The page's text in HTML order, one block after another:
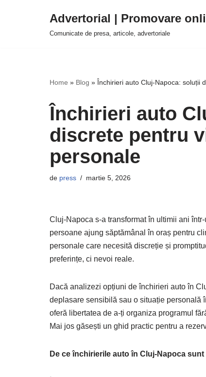
Advertorial | Promovare
Comunicate de presa, articole, advertoriale
Home » Blog » Închirieri auto Cluj-Napoca: soluții
Închirieri auto
discrete pentru
personale
de press martie 5, 2026
Cluj-Napoca s-a transformat în ultimii ani
persoane ajung săptămânal în oraș pentru
personale care necesită discreție și
preferințe, ci nevoi reale.
Dacă analizezi opțiuni de închirieri auto în
deplasare sensibilă sau o situație personală
oferă libertatea de a-ți organiza programul
Mai jos găsești un ghid practic pentru a
De ce închirierile auto în Cluj-Napoca